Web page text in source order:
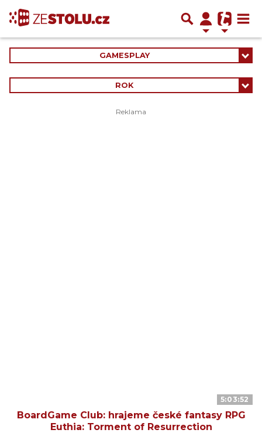
GAMESPLAY
ROK
5:03:52
BoardGame Club: hrajeme české fantasy RPG
Euthia: Torment of Resurrection